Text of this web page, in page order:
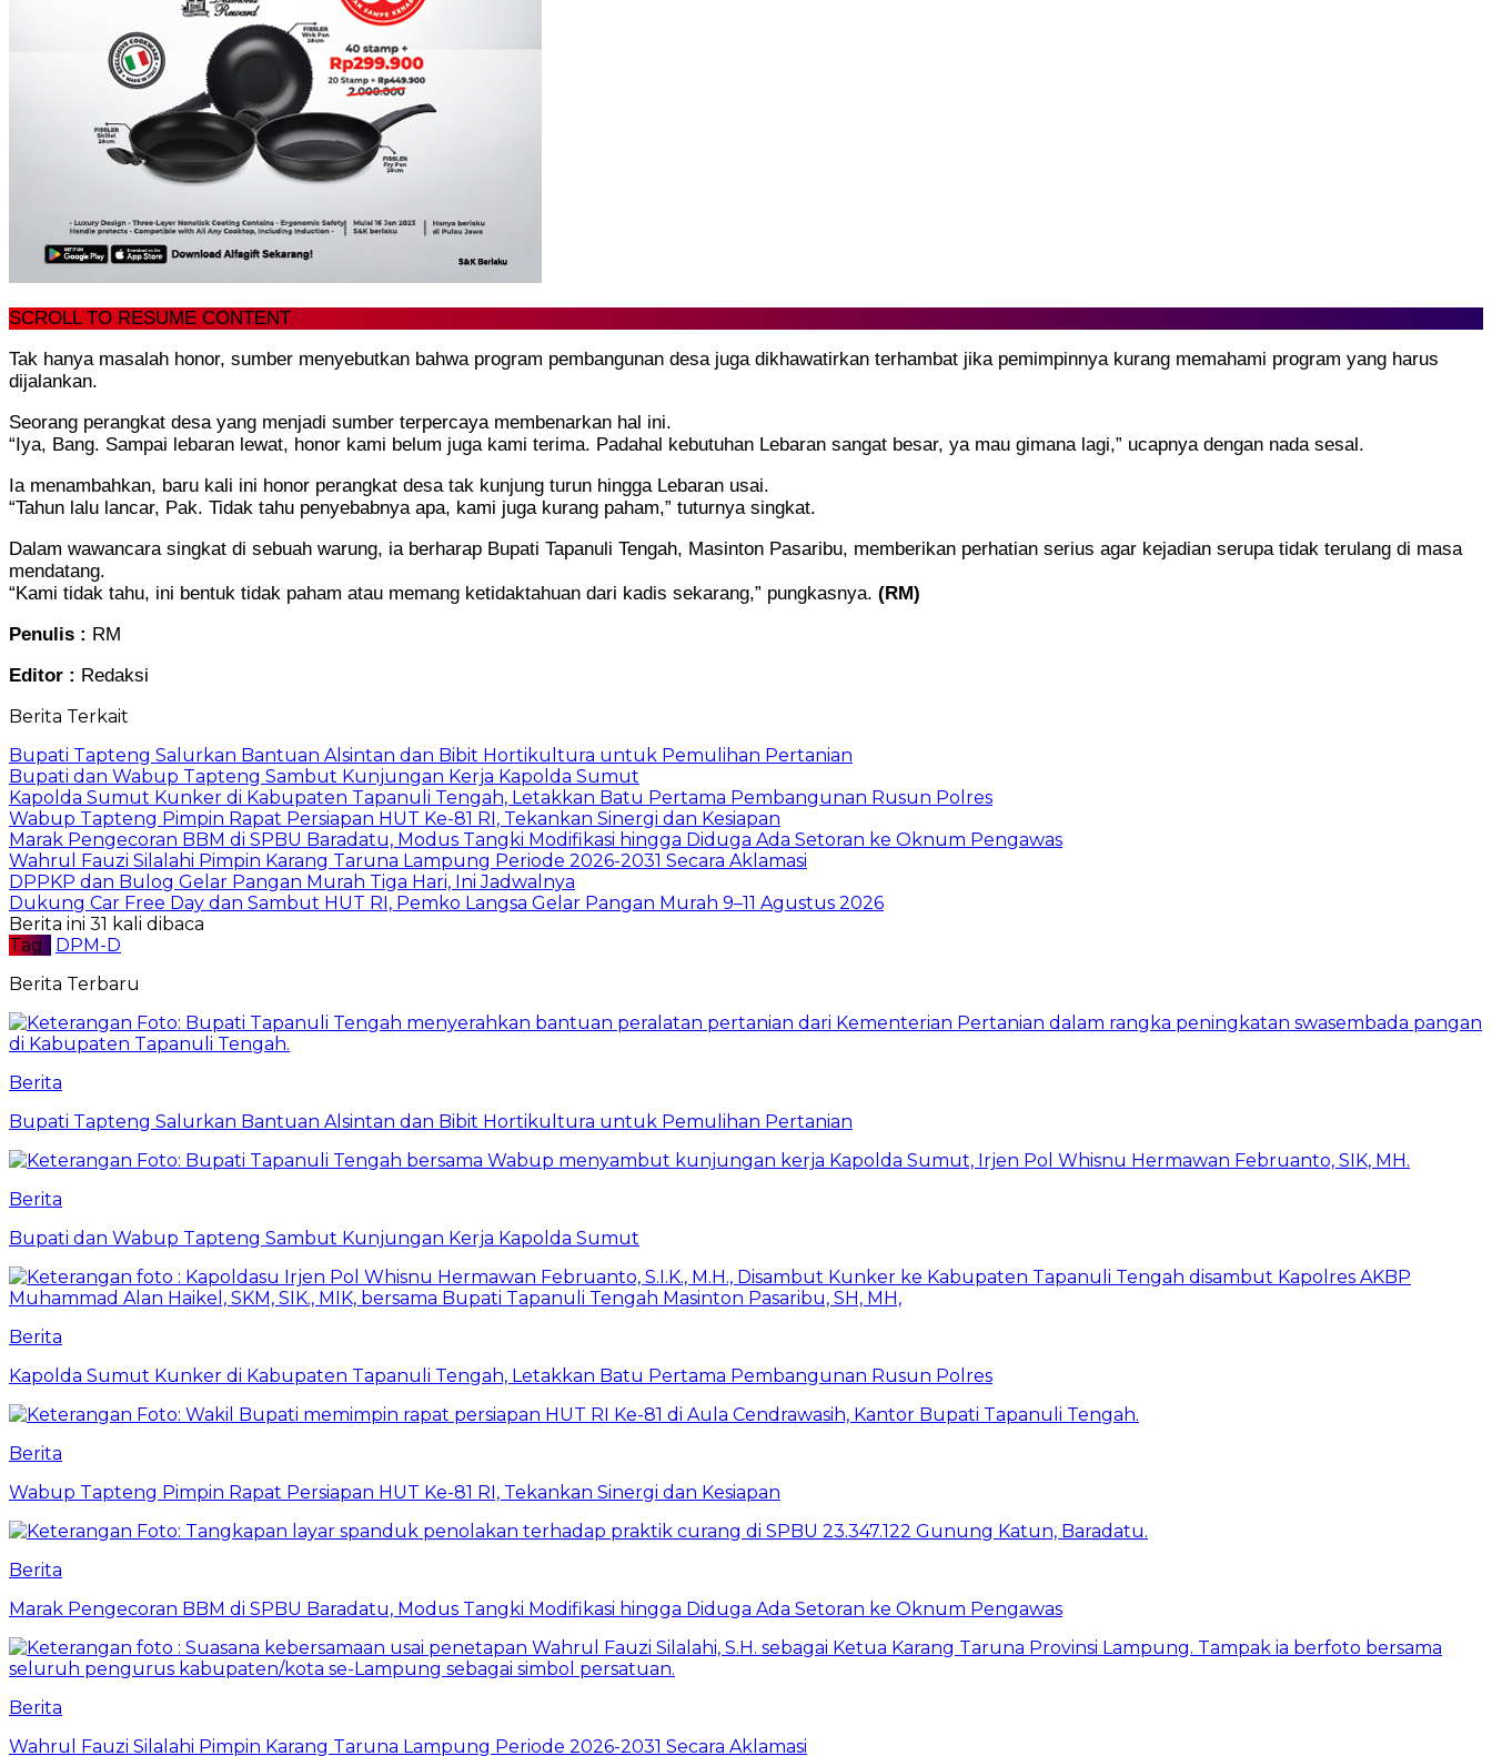
SCROLL TO RESUME CONTENT
Tak hanya masalah honor, sumber menyebutkan bahwa program pembangunan desa juga dikhawatirkan terhambat jika pemimpinnya kurang memahami program yang harus
dijalankan.
Seorang perangkat desa yang menjadi sumber terpercaya membenarkan hal ini.
“Iya, Bang. Sampai lebaran lewat, honor kami belum juga kami terima. Padahal kebutuhan Lebaran sangat besar, ya mau gimana lagi,” ucapnya dengan nada sesal.
Ia menambahkan, baru kali ini honor perangkat desa tak kunjung turun hingga Lebaran usai.
“Tahun lalu lancar, Pak. Tidak tahu penyebabnya apa, kami juga kurang paham,” tuturnya singkat.
Dalam wawancara singkat di sebuah warung, ia berharap Bupati Tapanuli Tengah, Masinton Pasaribu, memberikan perhatian serius agar kejadian serupa tidak terulang di masa
mendatang.
“Kami tidak tahu, ini bentuk tidak paham atau memang ketidaktahuan dari kadis sekarang,” pungkasnya. (RM)
Penulis : RM
Editor : Redaksi
Berita Terkait
Bupati Tapteng Salurkan Bantuan Alsintan dan Bibit Hortikultura untuk Pemulihan Pertanian
Bupati dan Wabup Tapteng Sambut Kunjungan Kerja Kapolda Sumut
Kapolda Sumut Kunker di Kabupaten Tapanuli Tengah, Letakkan Batu Pertama Pembangunan Rusun Polres
Wabup Tapteng Pimpin Rapat Persiapan HUT Ke-81 RI, Tekankan Sinergi dan Kesiapan
Marak Pengecoran BBM di SPBU Baradatu, Modus Tangki Modifikasi hingga Diduga Ada Setoran ke Oknum Pengawas
Wahrul Fauzi Silalahi Pimpin Karang Taruna Lampung Periode 2026-2031 Secara Aklamasi
DPPKP dan Bulog Gelar Pangan Murah Tiga Hari, Ini Jadwalnya
Dukung Car Free Day dan Sambut HUT RI, Pemko Langsa Gelar Pangan Murah 9–11 Agustus 2026
Berita ini 31 kali dibaca
Tag : DPM-D
Berita Terbaru
Berita
Bupati Tapteng Salurkan Bantuan Alsintan dan Bibit Hortikultura untuk Pemulihan Pertanian
Berita
Bupati dan Wabup Tapteng Sambut Kunjungan Kerja Kapolda Sumut
Berita
Kapolda Sumut Kunker di Kabupaten Tapanuli Tengah, Letakkan Batu Pertama Pembangunan Rusun Polres
Berita
Wabup Tapteng Pimpin Rapat Persiapan HUT Ke-81 RI, Tekankan Sinergi dan Kesiapan
Berita
Marak Pengecoran BBM di SPBU Baradatu, Modus Tangki Modifikasi hingga Diduga Ada Setoran ke Oknum Pengawas
Berita
Wahrul Fauzi Silalahi Pimpin Karang Taruna Lampung Periode 2026-2031 Secara Aklamasi